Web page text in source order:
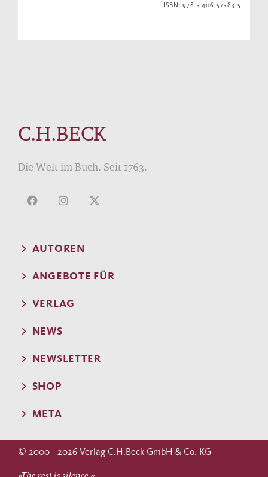
ISBN: 978-3-406-57383-5
C.H.BECK
Die Welt im Buch. Seit 1763.
AUTOREN
ANGEBOTE FÜR
VERLAG
NEWS
NEWSLETTER
SHOP
META
© 2000 - 2026 Verlag C.H.Beck GmbH & Co. KG